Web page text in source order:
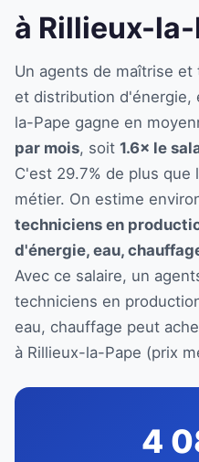
à Rillieux-
Un agents de maîtrise
et distribution d'énergie,
la-Pape gagne en
par mois, soit 1.6× le
C'est 29.7% de plus que
métier. On estime
techniciens en
d'énergie, eau,
Avec ce salaire, un
techniciens en
eau, chauffage peut
à Rillieux-la-Pape (prix
4